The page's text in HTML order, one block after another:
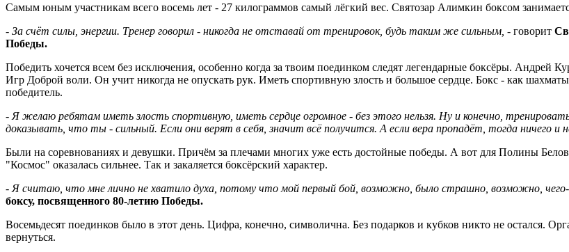
Самым юным участникам всего восемь лет - 27 килограммов самый лёгкий вес. Святозар Алимкин боксом
- За счёт силы, энергии. Тренер говорил - никогда не отставай от тренировок, будь таким же сильным, - говорит
Победы.
Победить хочется всем без исключения, особенно когда за твоим поединком следят легендарные боксёры.
Игр Доброй воли. Он учит никогда не опускать рук. Иметь спортивную злость и большое сердце. Бокс - как
победитель.
- Я желаю ребятам иметь злость спортивную, иметь сердце огромное - без этого нельзя. Ну и конечно,
доказывать, что ты - сильный. Если они верят в себя, значит всё получится. А если вера пропадёт, тогда ничего и
Были на соревнованиях и девушки. Причём за плечами многих уже есть достойные победы. А вот для Полины
"Космос" оказалась сильнее. Так и закаляется боксёрский характер.
- Я считаю, что мне лично не хватило духа, потому что мой первый бой, возможно, было страшно, возможно, чего-
боксу, посвященного 80-летию Победы.
Восемьдесят поединков было в этот день. Цифра, конечно, символична. Без подарков и кубков никто не остался.
вернуться.